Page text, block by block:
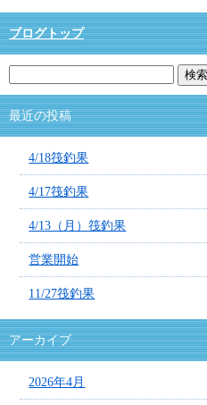
ブログトップ
最近の投稿
4/18筏釣果
4/17筏釣果
4/13（月）筏釣果
営業開始
11/27筏釣果
アーカイブ
2026年4月